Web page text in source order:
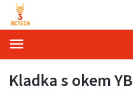
Kladka s okem YB